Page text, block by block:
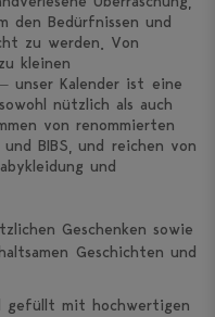
den Bedürfnissen und
zu werden. Von
kleinen
unser Kalender ist eine
nützlich als auch
von renommierten
BIBS, und reichen von
und
Geschenken sowie
Geschichten und
gefüllt mit hochwertigen